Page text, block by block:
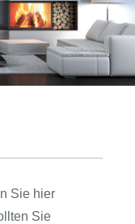
Sie hier
Sie